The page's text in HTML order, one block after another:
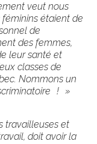
veut nous
étaient de
de
des femmes,
leur santé et
classes de
Nommons un
! »
travailleuses et
doit avoir la